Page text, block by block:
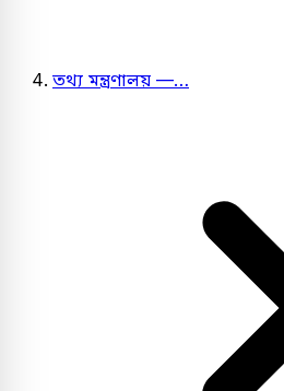
তথ্য মন্ত্রণালয় —…